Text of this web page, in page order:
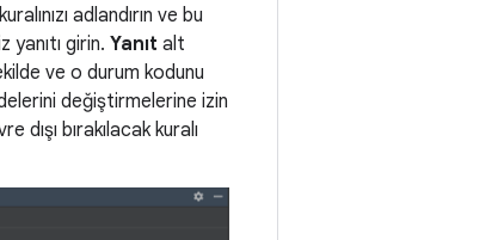
adlandırın ve bu
yanıtı girin. Yanıt alt
ve o durum kodunu
değiştirmelerine izin
bırakılacak kuralı